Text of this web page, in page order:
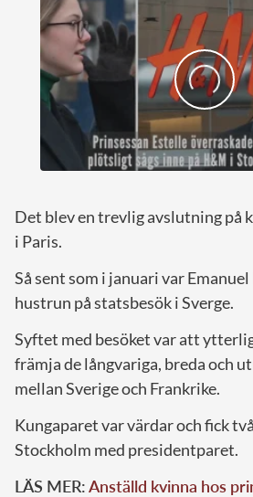
Det blev en trevlig avslutning på
i Paris.
Så sent som i januari var
hustrun på statsbesök i Sverge.
Syftet med besöket var att
främja de långvariga, breda och
mellan Sverige och Frankrike.
Kungaparet var värdar och fick
Stockholm med presidentparet.
LÄS MER:Anställd kvinna hos